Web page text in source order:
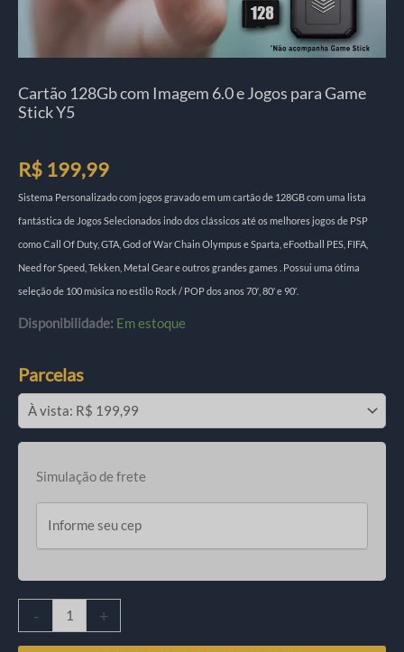
Cartão 128Gb com Imagem 6.0 e Jogos para Game
Stick Y5
R$ 199,99
Sistema Personalizado com jogos gravado em um cartão de 128GB com uma lista
fantástica de Jogos Selecionados indo dos clássicos até os melhores jogos de PSP
como Call Of Duty, GTA, God of War Chain Olympus e Sparta, eFootball PES, FIFA,
Need for Speed, Tekken, Metal Gear e outros grandes games . Possui uma ótima
seleção de 100 música no estilo Rock / POP dos anos 70′, 80′ e 90′.
Disponibilidade: Em estoque
Parcelas
Simulação de frete
- +